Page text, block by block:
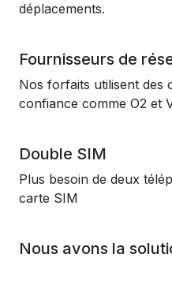
déplacements.
Fournisseurs de
Nos forfaits utilisent des
confiance comme O2 et
Double SIM
Plus besoin de deux
carte SIM
Nous avons la